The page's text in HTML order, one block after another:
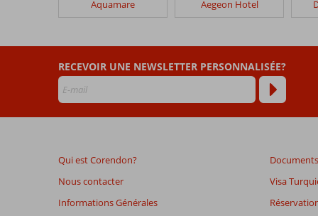
Sunset
Les
datant
de
48
ne
sont
Aquamare Aegeon Hotel
RECEVOIR UNE NEWSLETTER PERSONNALISÉE?
Qui est Corendon?
Nous contacter
Informations Générales
Visa